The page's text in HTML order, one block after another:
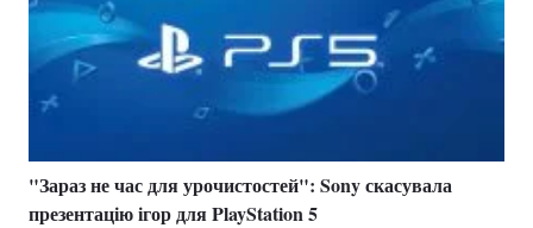
"Зараз не час для урочистостей": Sony скасувала
презентацію ігор для PlayStation 5